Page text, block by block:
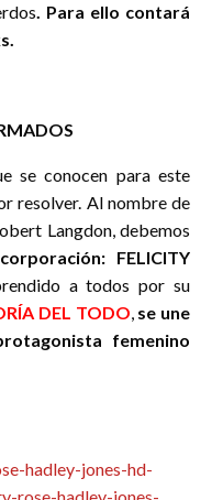
. Para ello contará
se conocen para este
resolver. Al nombre de
Langdon, debemos
FELICITY
a todos por su
DEL TODO, se une
femenino